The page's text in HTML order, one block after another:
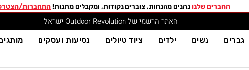
החברים שלנונהנים מהנחות, צוברים נקודות, ומקבלים מתנות!התחברות/
האתר הרשמי של Outdoor Revolution ישראל
גברים נשים ילדים ציוד טיולים נסיעות ועסקים